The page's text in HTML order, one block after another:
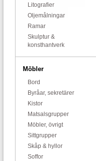
Litografier
Oljemålningar
Ramar
Skulptur &
konsthantverk
Möbler
Bord
Byråar, sekretärer
Kistor
Matsalsgrupper
Möbler, övrigt
Sittgrupper
Skåp & hyllor
Soffor